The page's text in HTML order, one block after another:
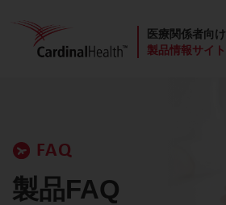
医療関係者向け
製品情報サイト
FAQ
製品FAQ